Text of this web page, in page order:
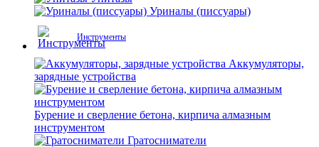
Уриналы (писсуары)
Инструменты
Аккумуляторы,
зарядные устройства
Бурение и сверление бетона, кирпича алмазным
инструментом
Гратосниматели